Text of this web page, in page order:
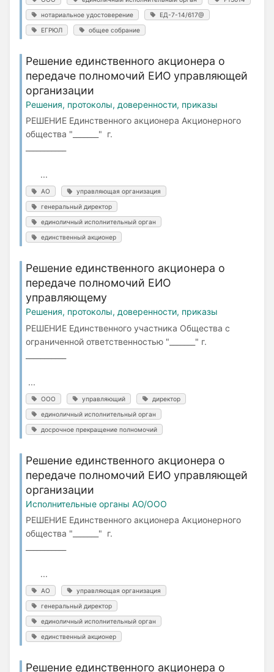
нотариальное удостоверение ЕД-7-14/617@
ЕГРЮЛ общее собрание
Решение единственного акционера о
передаче полномочий ЕИО управляющей
организации
Решения, протоколы, доверенности, приказы
РЕШЕНИЕ Единственного акционера Акционерного
общества "_______" г.
...
АО управляющая организация
генеральный директор
единоличный исполнительный орган
единственный акционер
Решение единственного акционера о
передаче полномочий ЕИО
управляющему
Решения, протоколы, доверенности, приказы
РЕШЕНИЕ Единственного участника Общества с
ограниченной ответственностью "_______" г.
...
ООО управляющий директор
единоличный исполнительный орган
досрочное прекращение полномочий
Решение единственного акционера о
передаче полномочий ЕИО управляющей
организации
Исполнительные органы АО/ООО
РЕШЕНИЕ Единственного акционера Акционерного
общества "_______" г.
...
АО управляющая организация
генеральный директор
единоличный исполнительный орган
единственный акционер
Решение единственного акционера о